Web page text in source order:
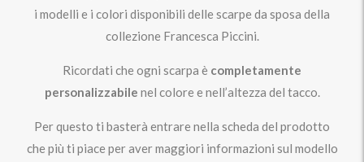
i modelli e i colori disponibili delle scarpe da sposa della
collezione Francesca Piccini.
Ricordati che ogni scarpa è completamente
personalizzabile nel colore e nell’altezza del tacco.
Per questo ti basterà entrare nella scheda del prodotto
che più ti piace per aver maggiori informazioni sul modello